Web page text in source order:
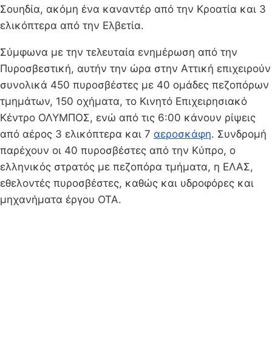
Σουηδία, ακόμη ένα καναντέρ από την Κροατία και 3
ελικόπτερα από την Ελβετία.
Σύμφωνα με την τελευταία ενημέρωση από την
Πυροσβεστική, αυτήν την ώρα στην Αττική επιχειρούν
συνολικά 450 πυροσβέστες με 40 ομάδες πεζοπόρων
τμημάτων, 150 οχήματα, το Κινητό Επιχειρησιακό
Κέντρο ΟΛΥΜΠΟΣ, ενώ από τις 6:00 κάνουν ρίψεις
από αέρος 3 ελικόπτερα και 7 αεροσκάφη. Συνδρομή
παρέχουν οι 40 πυροσβέστες από την Κύπρο, ο
ελληνικός στρατός με πεζοπόρα τμήματα, η ΕΛΑΣ,
εθελοντές πυροσβέστες, καθώς και υδροφόρες και
μηχανήματα έργου ΟΤΑ.